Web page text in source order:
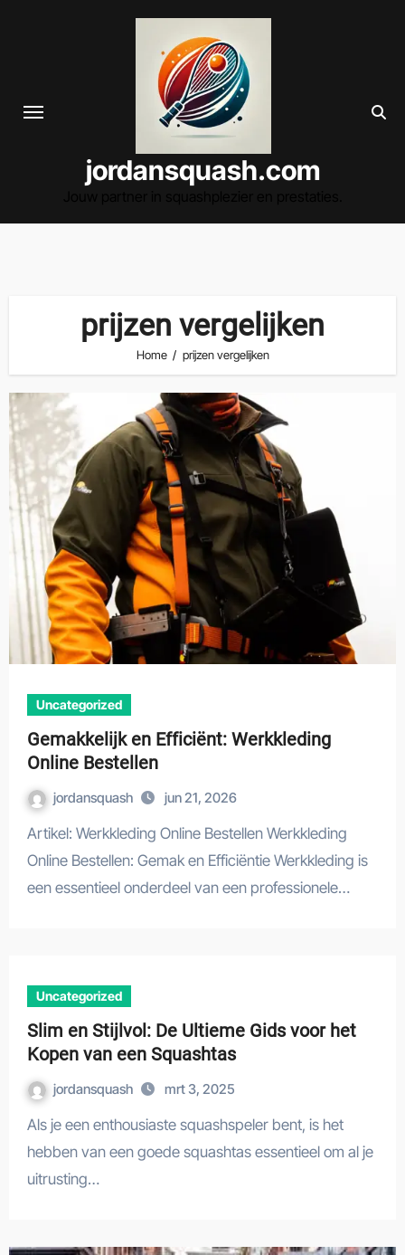
jordansquash.com
prijzen vergelijken
Home prijzen vergelijken
Uncategorized
Gemakkelijk en Efficiënt: Werkkleding
Online Bestellen
jordansquash jun 21, 2026
Artikel: Werkkleding Online Bestellen Werkkleding
Online Bestellen: Gemak en Efficiëntie Werkkleding is
een essentieel onderdeel van een professionele…
Uncategorized
Slim en Stijlvol: De Ultieme Gids voor het
Kopen van een Squashtas
jordansquash mrt 3, 2025
Als je een enthousiaste squashspeler bent, is het
hebben van een goede squashtas essentieel om al je
uitrusting…